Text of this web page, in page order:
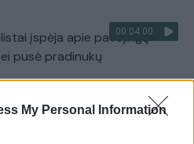
My Personal Information
00:04:00
įspėja apie pavojingą
pusė pradinukų